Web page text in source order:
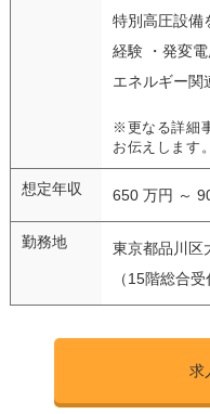
特別高圧設備
経験 ・発変
エネルギー関
※更なる詳細
お伝えします。
想定年収 650 万円 ～
勤務地
東京都品川
（15階総合受
求